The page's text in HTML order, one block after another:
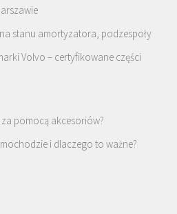
stanu amortyzatora, podzespoły
Volvo – certyfikowane części
pomocą akcesoriów?
i dlaczego to ważne?